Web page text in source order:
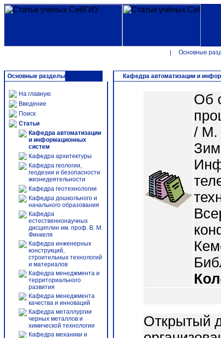
Основные
Основные разделы
На главную
Введение
Поиск
Статьи
Кафедра автоматизации
и информационных
систем
Кафедра архитектуры
Кафедра геологии,
геодезии и безопасности
жизнедеятельности
Кафедра геотехнологии
Кафедра дошкольного и
начального образования
Кафедра
естественнонаучных
дисциплин им. проф. В. М.
Финкеля
Кафедра инженерных
конструкций,
строительных технологий
и материалов
Кафедра менеджмента и
территориального
развития
Кафедра менеджмента
качества и инноваций
Кафедра металлургии
черных металлов и
химической технологии
Кафедра механики и
Кафедра автоматизации и
Об
/ М.
Открытый